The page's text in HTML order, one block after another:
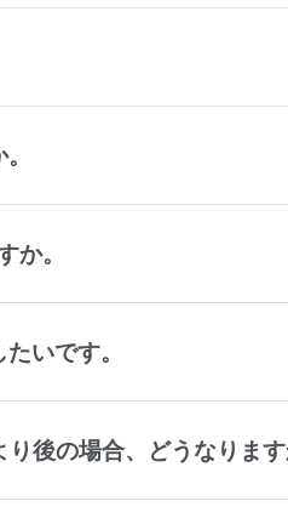
。
いです。
後の場合、どうなります